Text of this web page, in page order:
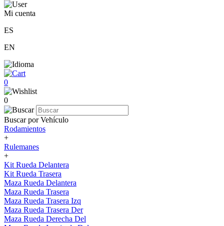
Mi cuenta
ES
EN
0
0
Buscar por Vehículo
Rodamientos
+
Rulemanes
+
Kit Rueda Delantera
Kit Rueda Trasera
Maza Rueda Delantera
Maza Rueda Trasera
Maza Rueda Trasera Izq
Maza Rueda Trasera Der
Maza Rueda Derecha Del